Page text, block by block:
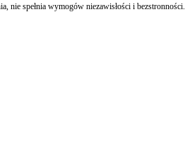
nie spełnia wymogów niezawisłości i bezstronności.